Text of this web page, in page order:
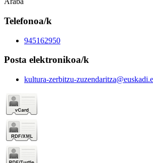
Telefonoa/k
945162950
Posta elektronikoa/k
kultura-zerbitzu-